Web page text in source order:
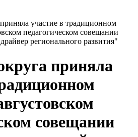
участие в традиционном
педагогическом совещании
регионального развития"
приняла
совещании